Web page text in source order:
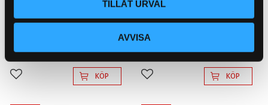
TILLÅT URVAL
AVVISA
st/bil. Fram stötdämpare
1 665
Lägg till i favoriterKÖP
st/bil. Fram stötdämpare
topplagringar fäste bussning
1 647
1 830
Lägg till i favoriterKÖP